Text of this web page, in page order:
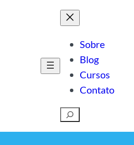
Sobre
Blog
Cursos
Contato
Pesquisar